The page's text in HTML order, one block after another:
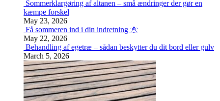
Sommerklargøring af altanen – små ændringer der gør en
kæmpe forskel
May 23, 2026
Få sommeren ind i din indretning 🌞
May 22, 2026
Behandling af egetræ – sådan beskytter du dit bord eller gulv
March 5, 2026